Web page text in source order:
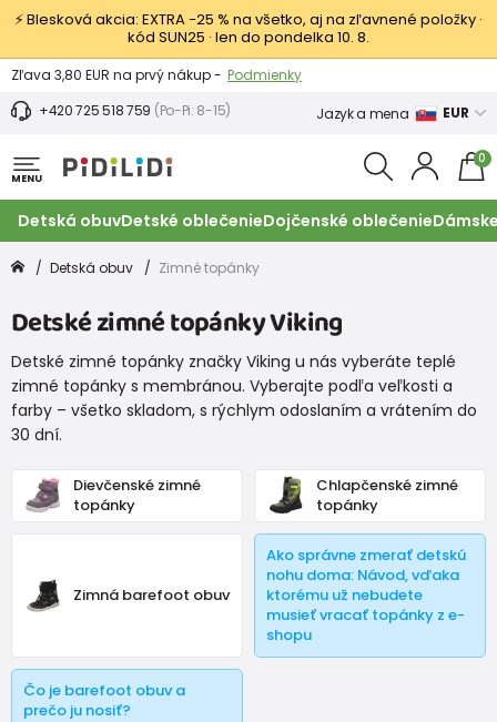
⚡ Blesková akcia: EXTRA −25 % na všetko, aj na zľavnené položky ·
kód SUN25 · len do pondelka 10. 8.
Výmena a vrátenie tovaru - Zobraziť
Zľava 3,80 EUR na prvý nákup - Podmienky
+420 725 518 759 (Po-Pi: 8-15) Jazyk a mena EUR
MENU
0
Detská obuvDetské oblečenieDojčenské oblečenie
Detská obuv Zimné topánky
Detské zimné topánky Viking
Detské zimné topánky značky Viking u nás vyberáte teplé
zimné topánky s membránou. Vyberajte podľa veľkosti a
farby – všetko skladom, s rýchlym odoslaním a vrátením do
30 dní.
Dievčenské zimné
topánky
Chlapčenské zimné
topánky
Zimná barefoot obuv
Ako správne zmerať detskú
nohu doma: Návod, vďaka
ktorému už nebudete
musieť vracať topánky z e-
shopu
Čo je barefoot obuv a
prečo ju nosiť?